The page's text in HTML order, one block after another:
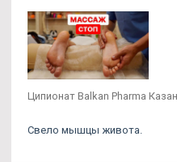
Ципионат Balkan Pharma
Свело мышцы живота.